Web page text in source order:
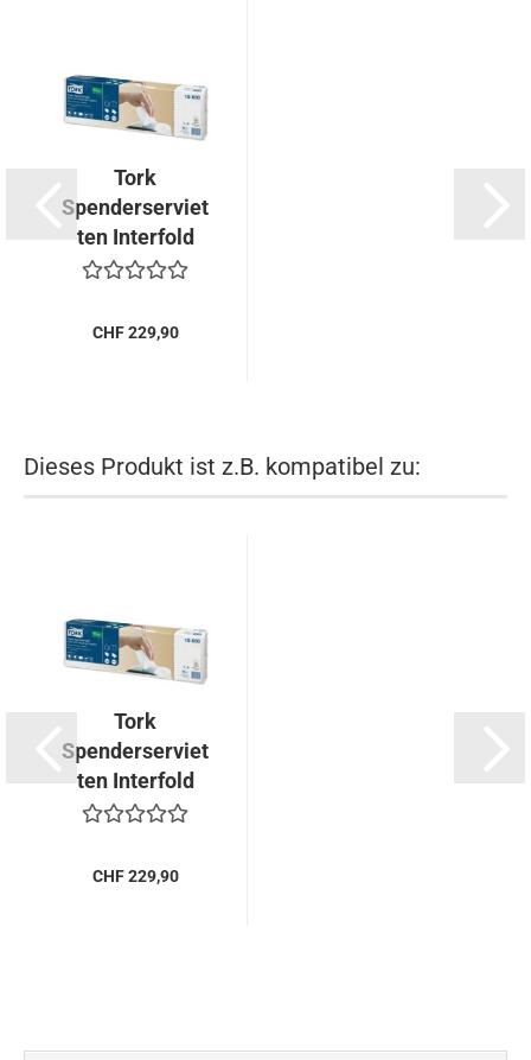
Tork
Spenderserviet
ten Interfold
Premium,...
CHF 229,90
Dieses Produkt ist z.B. kompatibel zu:
Tork
Spenderserviet
ten Interfold
Premium,...
CHF 229,90